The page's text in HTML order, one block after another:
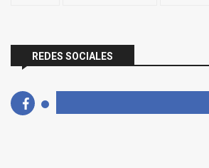
REDES SOCIALES